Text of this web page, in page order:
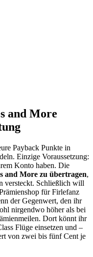
and More
Payback Punkte in
Einzige Voraussetzung:
Konto haben. Die
and More zu übertragen,
versteckt. Schließlich will
für Firlefanz
der Gegenwert, den ihr
nirgendwo höher als bei
Dort könnt ihr
Flüge einsetzen und –
von zwei bis fünf Cent je